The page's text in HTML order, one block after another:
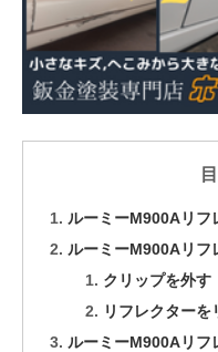
ルーミーM900Aリフ
ルーミーM900Aリフ
クリップを外す
リフレクター
ルーミーM900Aリフ